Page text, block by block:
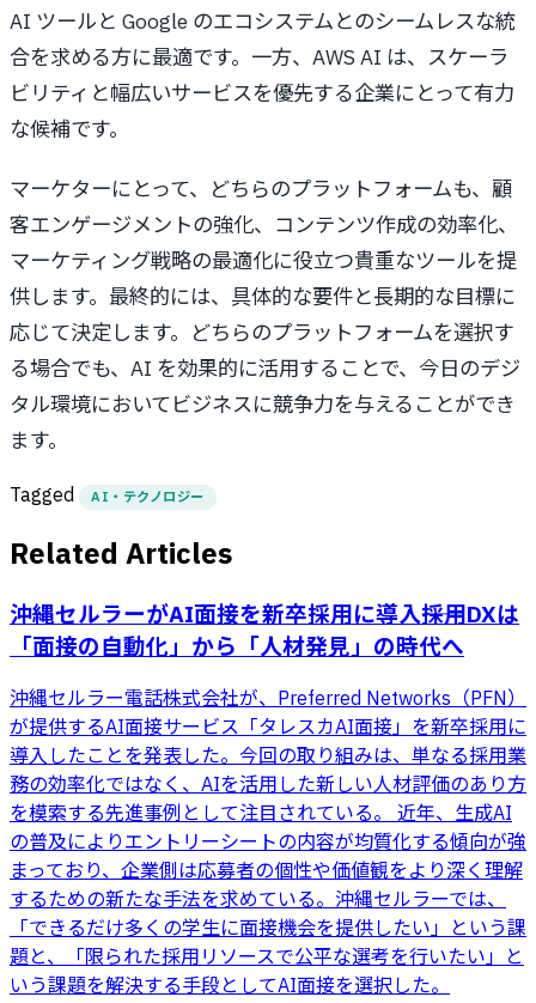
AI ツールと Google のエコシステムとのシームレスな統
合を求める方に最適です。一方、AWS AI は、スケーラ
ビリティと幅広いサービスを優先する企業にとって有力
な候補です。
マーケターにとって、どちらのプラットフォームも、顧
客エンゲージメントの強化、コンテンツ作成の効率化、
マーケティング戦略の最適化に役立つ貴重なツールを提
供します。最終的には、具体的な要件と長期的な目標に
応じて決定します。どちらのプラットフォームを選択す
る場合でも、AI を効果的に活用することで、今日のデジ
タル環境においてビジネスに競争力を与えることができ
ます。
Tagged AI・テクノロジー
Related Articles
沖縄セルラーがAI面接を新卒採用に導入――採用DXは
「面接の自動化」から「人材発見」の時代へ
沖縄セルラー電話株式会社が、Preferred Networks（PFN）
が提供するAI面接サービス「タレスカAI面接」を新卒採用に
導入したことを発表した。今回の取り組みは、単なる採用業
務の効率化ではなく、AIを活用した新しい人材評価のあり方
を模索する先進事例として注目されている。 近年、生成AI
の普及によりエントリーシートの内容が均質化する傾向が強
まっており、企業側は応募者の個性や価値観をより深く理解
するための新たな手法を求めている。沖縄セルラーでは、
「できるだけ多くの学生に面接機会を提供したい」という課
題と、「限られた採用リソースで公平な選考を行いたい」と
いう課題を解決する手段としてAI面接を選択した。